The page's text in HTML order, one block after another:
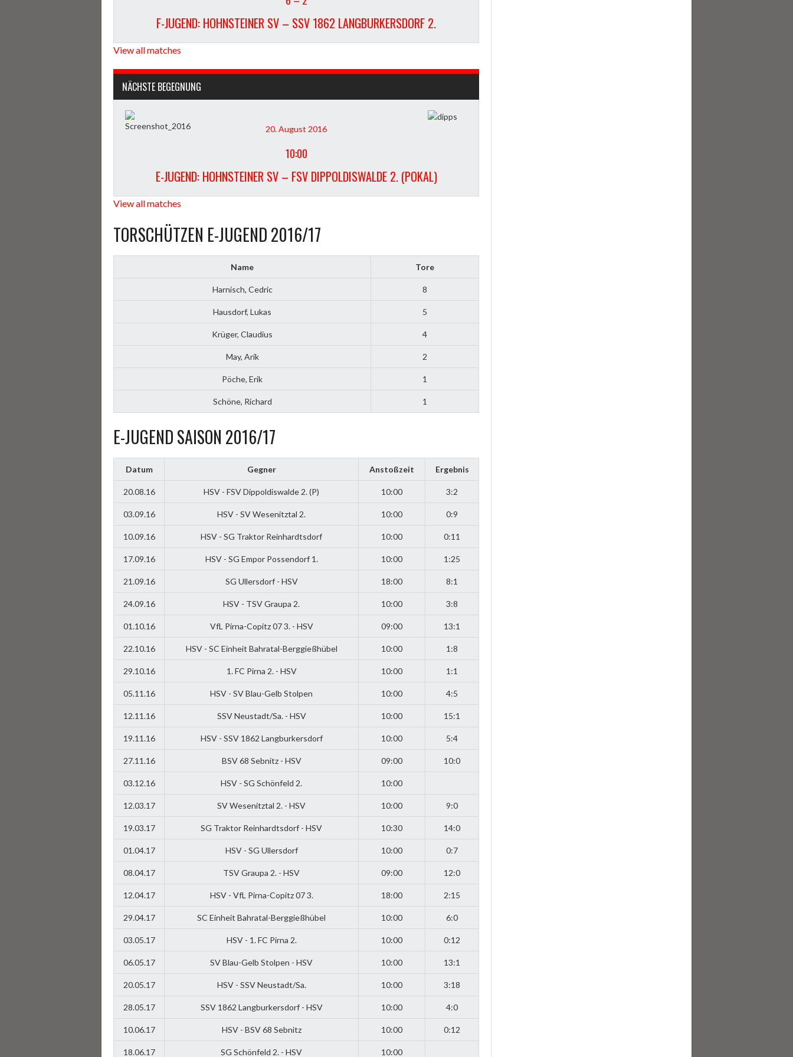
F-JUGEND: HOHNSTEINER SV – SSV 1862 LANGBURKERSDORF 2.
View all matches
NÄCHSTE BEGEGNUNG
20. August 2016
10:00
E-JUGEND: HOHNSTEINER SV – FSV DIPPOLDISWALDE 2. (POKAL)
View all matches
TORSCHÜTZEN E-JUGEND 2016/17
Name Tore
Harnisch, Cedric 8
Hausdorf, Lukas 5
Krüger, Claudius 4
May, Arik 2
Pöche, Erik 1
Schöne, Richard 1
E-JUGEND SAISON 2016/17
Datum Gegner Anstoßzeit Ergebnis
20.08.16 HSV - FSV Dippoldiswalde 2. (P) 10:00 3:2
03.09.16 HSV - SV Wesenitztal 2. 10:00 0:9
10.09.16 HSV - SG Traktor Reinhardtsdorf 10:00 0:11
17.09.16 HSV - SG Empor Possendorf 1. 10:00 1:25
21.09.16 SG Ullersdorf - HSV 18:00 8:1
24.09.16 HSV - TSV Graupa 2. 10:00 3:8
01.10.16 VfL Pirna-Copitz 07 3. - HSV 09:00 13:1
22.10.16 HSV - SC Einheit Bahratal-Berggießhübel 10:00 1:8
29.10.16 1. FC Pirna 2. - HSV 10:00 1:1
05.11.16 HSV - SV Blau-Gelb Stolpen 10:00 4:5
12.11.16 SSV Neustadt/Sa. - HSV 10:00 15:1
19.11.16 HSV - SSV 1862 Langburkersdorf 10:00 5:4
27.11.16 BSV 68 Sebnitz - HSV 09:00 10:0
03.12.16 HSV - SG Schönfeld 2. 10:00
12.03.17 SV Wesenitztal 2. - HSV 10:00 9:0
19.03.17 SG Traktor Reinhardtsdorf - HSV 10:30 14:0
01.04.17 HSV - SG Ullersdorf 10:00 0:7
08.04.17 TSV Graupa 2. - HSV 09:00 12:0
12.04.17 HSV - VfL Pirna-Copitz 07 3. 18:00 2:15
29.04.17 SC Einheit Bahratal-Berggießhübel 10:00 6:0
03.05.17 HSV - 1. FC Pirna 2. 10:00 0:12
06.05.17 SV Blau-Gelb Stolpen - HSV 10:00 13:1
20.05.17 HSV - SSV Neustadt/Sa. 10:00 3:18
28.05.17 SSV 1862 Langburkersdorf - HSV 10:00 4:0
10.06.17 HSV - BSV 68 Sebnitz 10:00 0:12
18.06.17 SG Schönfeld 2. - HSV 10:00